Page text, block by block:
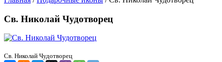
Св. Николай Чудотворец
Св. Николай Чудотворец